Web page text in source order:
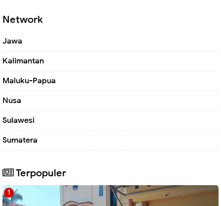
Network
Jawa
Kalimantan
Maluku-Papua
Nusa
Sulawesi
Sumatera
Terpopuler